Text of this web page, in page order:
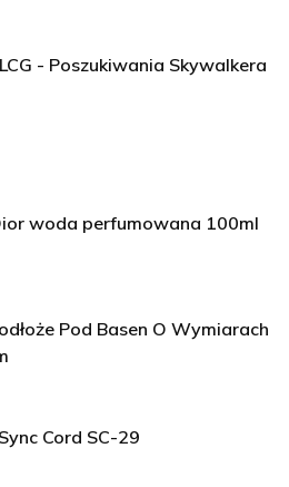
- Poszukiwania Skywalkera
woda perfumowana 100ml
Pod Basen O Wymiarach
Cord SC-29